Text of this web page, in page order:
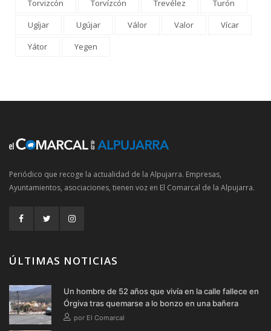
Torvizcón
Torvízcón Trevélez
Turón
Ugíjar
Ugújar Válor Valor
Vícar
Yátor
Yegen
Periódico que recoge la actualidad de la Alpujarra. Empresas,
Ayuntamientos, asociaciones, tienen voz en El Comarcal de la Alpujarra.
ÚLTIMAS NOTICIAS
Un hombre de 52 años que vivía en la calle fallece en
Órgiva tras quemarse a lo bonzo en una bañera
por El Comarcal